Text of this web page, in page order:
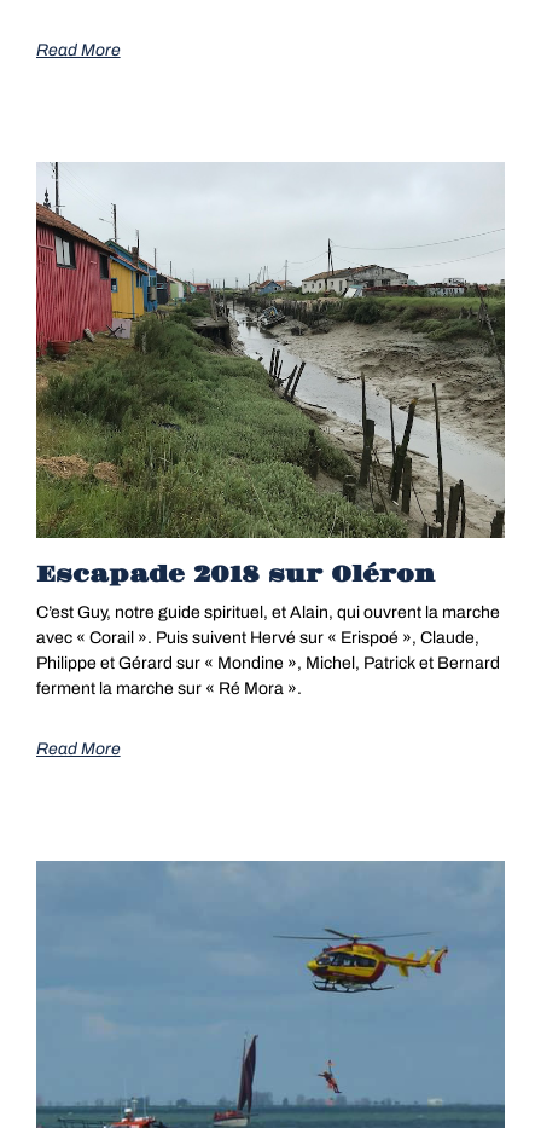
Read More
Escapade 2018 sur Oléron
C’est Guy, notre guide spirituel, et Alain, qui ouvrent la marche
avec « Corail ». Puis suivent Hervé sur « Erispoé », Claude,
Philippe et Gérard sur « Mondine », Michel, Patrick et Bernard
ferment la marche sur « Ré Mora ».
Read More